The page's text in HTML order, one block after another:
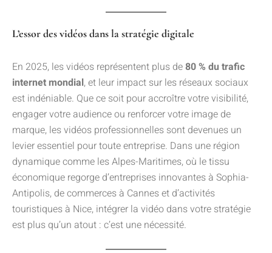
L’essor des vidéos dans la stratégie digitale
En 2025, les vidéos représentent plus de80 % du trafic
internet mondial, et leur impact sur les réseaux sociaux
est indéniable. Que ce soit pour accroître votre visibilité,
engager votre audience ou renforcer votre image de
marque, les vidéos professionnelles sont devenues un
levier essentiel pour toute entreprise. Dans une région
dynamique comme les Alpes-Maritimes, où le tissu
économique regorge d’entreprises innovantes à Sophia-
Antipolis, de commerces à Cannes et d’activités
touristiques à Nice, intégrer la vidéo dans votre stratégie
est plus qu’un atout : c’est une nécessité.